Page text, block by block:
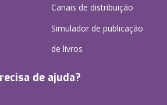
Canais de distribuição
Simulador de publicação
de livros
de ajuda?